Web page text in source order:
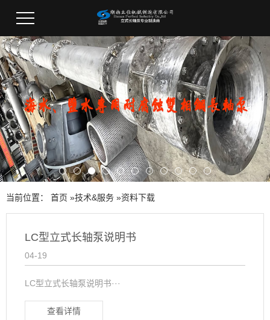
当前位置： 首页 »技术&服务 »资料下载
LC型立式长轴泵说明书
04-19
LC型立式长轴泵说明书···
查看详情